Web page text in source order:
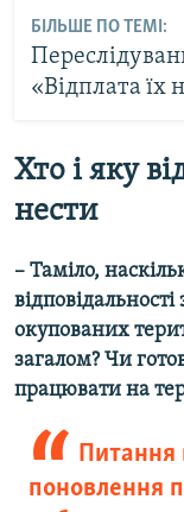
БІЛЬШЕ ПО ТЕМІ:
«Відплата їх
Хто і яку
нести
– Таміло,
окупованих
загалом? Чи
працювати на
Питання
поновлення